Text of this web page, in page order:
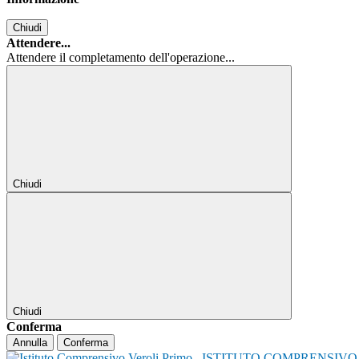
Chiudi
Attendere...
Attendere il completamento dell'operazione...
Chiudi
Chiudi
Conferma
Annulla Conferma